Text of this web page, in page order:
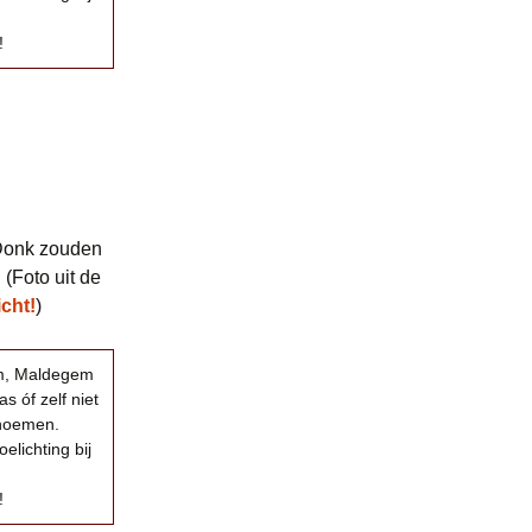
zouden
uit de
)
Maldegem
óf zelf niet
bij